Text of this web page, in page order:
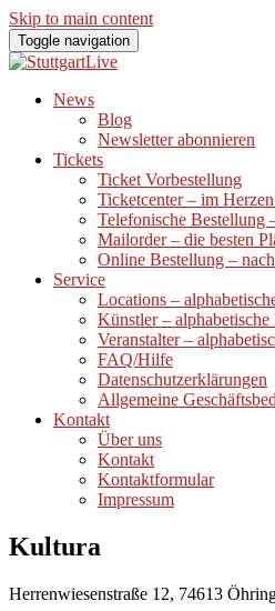
Skip to main content
Toggle navigation
News
Blog
Newsletter abonnieren
Tickets
Ticket Vorbestellung
Ticketcenter – im
Telefonische Bestellung
Mailorder – die besten
Online Bestellung –
Service
Locations –
Künstler – alphabetische
Veranstalter –
FAQ/Hilfe
Datenschutzerklärungen
Allgemeine
Kontakt
Über uns
Kontakt
Kontaktformular
Impressum
Kultura
Herrenwiesenstraße 12, 74613